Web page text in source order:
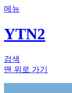
메뉴
YTN2
검색
맨 위로 가기